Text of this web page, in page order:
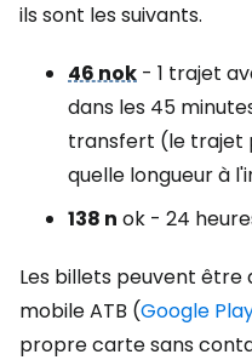
ils sont les suivants.
46 nok - 1 trajet
dans les 45
transfert (le trajet
quelle longueur à
138 n ok - 24
Les billets peuvent
mobile ATB (Google
propre carte sans